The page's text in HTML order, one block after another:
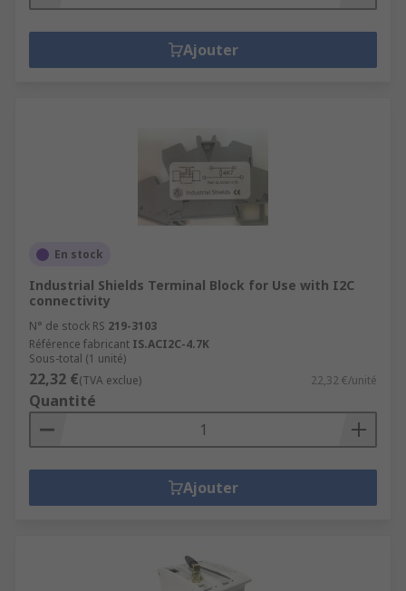
Ajouter
En stock
Industrial Shields Terminal Block for Use with I2C
connectivity
N° de stock RS 219-3103
Référence fabricant IS.ACI2C-4.7K
Sous-total (1 unité)
22,32 €(TVA exclue) 22,32 €/unité
Quantité
Ajouter